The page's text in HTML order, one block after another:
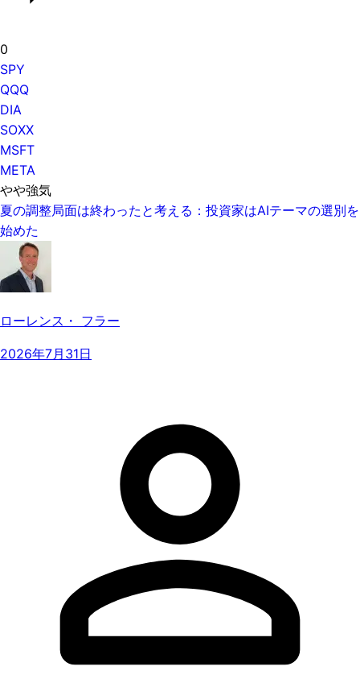
0
SPY
QQQ
DIA
SOXX
MSFT
META
やや強気
夏の調整局面は終わったと考える：投資家はAIテーマの選別を
始めた
ローレンス・ フラー
2026年7月31日